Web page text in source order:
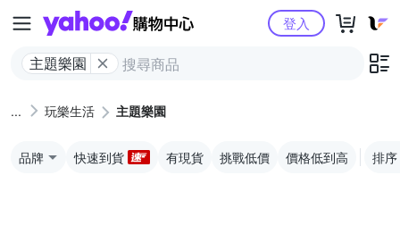
Yahoo購物中心
主題樂園
登入
玩樂生活 主題樂園
品牌 快速到貨 有現貨 挑戰低價 價格低到高 排序